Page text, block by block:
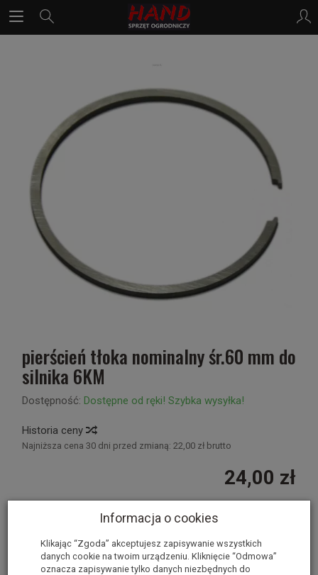
pierścień tłoka nominalny śr.60 mm do
silnika 6KM
Dostępność: Dostępne od ręki! Szybka wysyłka!
Historia ceny
Najniższa cena 30 dni przed zmianą: 22,00 zł brutto
24,00 zł
szt. dodaj do koszyka
Informacja o cookies
Klikając “Zgoda” akceptujesz zapisywanie wszystkich
danych cookie na twoim urządzeniu. Kliknięcie “Odmowa”
oznacza zapisywanie tylko danych niezbędnych do